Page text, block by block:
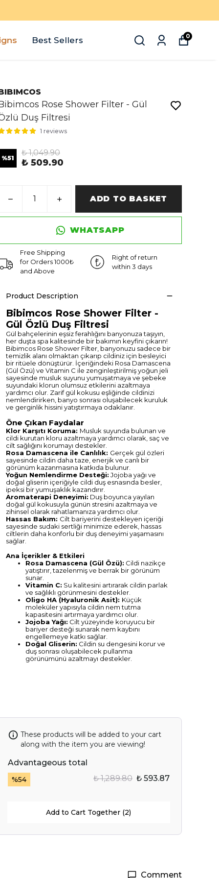
Best Sellers 0
Rose Shower Filter - Gül
Duş Filtresi
1 reviews
%51
₺ 1,049.90
₺ 509.90
ADD TO BASKET
WHATSAPP
Free Shipping
for Orders 1000₺
and Above
Right of return
within 3 days
Product Description
Bibimcos Rose Shower Filter -
Gül Özlü Duş Filtresi
Gül bahçelerinin eşsiz ferahlığını banyonuza taşıyın,
her duşta spa kalitesinde bir bakımın keyfini çıkarın!
Bibimcos Rose Shower Filter, banyonuzu sadece bir
temizlik alanı olmaktan çıkarıp cildiniz için besleyici
bir ritüele dönüştürür. İçeriğindeki Rosa Damascena
(Gül Özü) ve Vitamin C ile zenginleştirilmiş yoğun jeli
sayesinde musluk suyunu yumuşatmaya ve şebeke
suyundaki klorun olumsuz etkilerini azaltmaya
yardımcı olur. Zarif gül kokusu eşliğinde cildinizi
nemlendirirken, banyo sonrası oluşabilecek kuruluk
ve gerginlik hissini yatıştırmaya odaklanır.
Öne Çıkan Faydalar
Klor Karşıtı Koruma: Musluk suyunda bulunan ve
cildi kurutan kloru azaltmaya yardımcı olarak, saç ve
cilt sağlığını korumayı destekler.
Rosa Damascena ile Canlılık: Gerçek gül özleri
sayesinde cildin daha taze, enerjik ve canlı bir
görünüm kazanmasına katkıda bulunur.
Yoğun Nemlendirme Desteği: Jojoba yağı ve
doğal gliserin içeriğiyle cildi duş esnasında besler,
ipeksi bir yumuşaklık kazandırır.
Aromaterapi Deneyimi: Duş boyunca yayılan
doğal gül kokusuyla günün stresini azaltmaya ve
zihinsel olarak rahatlamanıza yardımcı olur.
Hassas Bakım: Cilt bariyerini destekleyen içeriği
sayesinde sudaki sertliği minimize ederek, hassas
ciltlerin daha konforlu bir duş deneyimi yaşamasını
sağlar.
Ana İçerikler & Etkileri
Rosa Damascena (Gül Özü): Cildi nazikçe
yatıştırır, tazelenmiş ve berrak bir görünüm
sunar.
Vitamin C: Su kalitesini artırarak cildin parlak
ve sağlıklı görünmesini destekler.
Oligo HA (Hyaluronik Asit): Küçük
moleküler yapısıyla cildin nem tutma
kapasitesini artırmaya yardımcı olur.
Jojoba Yağı: Cilt yüzeyinde koruyucu bir
bariyer desteği sunarak nem kaybını
engellemeye katkı sağlar.
Doğal Gliserin: Cildin su dengesini korur ve
duş sonrası oluşabilecek pullanma
görünümünü azaltmayı destekler.
These products will be added to your cart
along with the item you are viewing!
Advantageous total
%54 ₺ 1,289.80 ₺ 593.87
Add to Cart Together (2)
Comment